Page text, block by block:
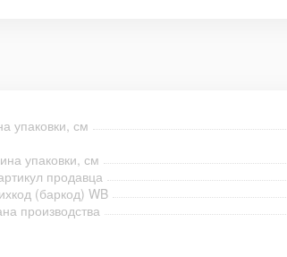
упаковки, см
упаковки, см
продавца
(баркод) WB
производства